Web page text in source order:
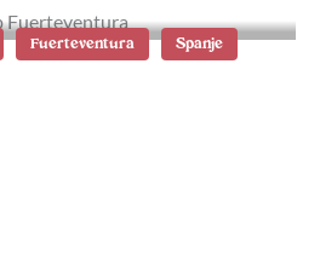
Fuerteventura Spanje